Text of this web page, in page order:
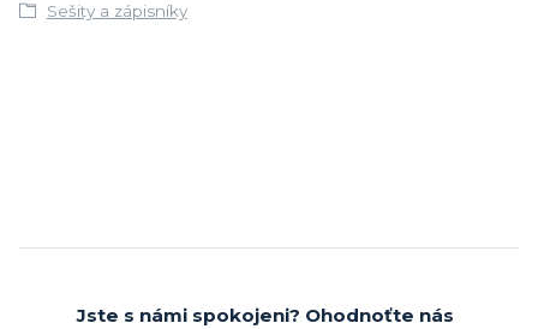
Sešity a zápisníky
Jste s námi spokojeni? Ohodnoťte nás